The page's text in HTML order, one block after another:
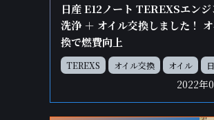
日産 E12ノート TEREXSエン
洗浄 ＋ オイル交換しました！
換で燃費向上
TEREXS オイル交換 オイル
2022年